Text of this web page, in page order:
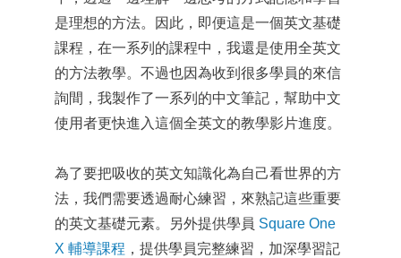
是理想的方法。因此，即便這是一個英文基礎
課程，在一系列的課程中，我還是使用全英文
的方法教學。不過也因為收到很多學員的來信
詢間，我製作了一系列的中文筆記，幫助中文
使用者更快進入這個全英文的教學影片進度。
為了要把吸收的英文知識化為自己看世界的方
法，我們需要透過耐心練習，來熟記這些重要
的英文基礎元素。另外提供學員 Square One
X 輔導課程 ，提供學員完整練習，加深學習記